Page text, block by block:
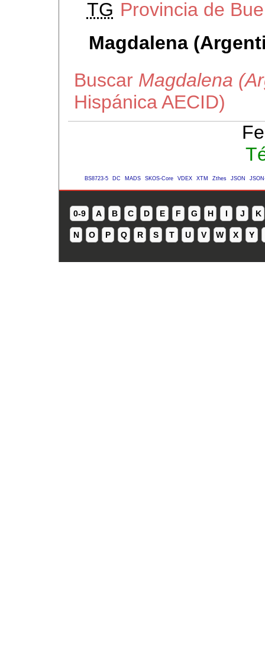
TG Provincia de
Magdalena
Buscar Magdalena
Hispánica AECID)
BS8723-5 DC MADS SKOS-Core VDEX XTM Zthes JSON
0-9 A B C D E F G H I J K
N O P Q R S T U V W X Y